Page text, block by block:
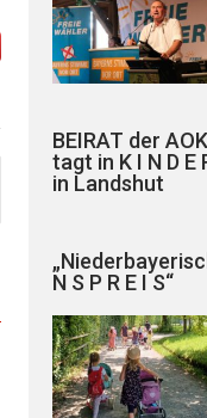
BEIRAT der
tagt in K I N D E
in Landshut
N S P R E I S“